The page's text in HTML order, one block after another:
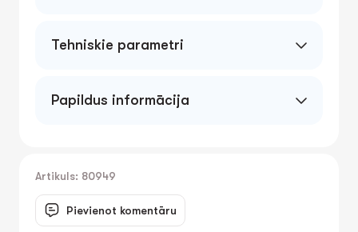
Tehniskie parametri
Papildus informācija
Artikuls: 80949
Pievienot komentāru